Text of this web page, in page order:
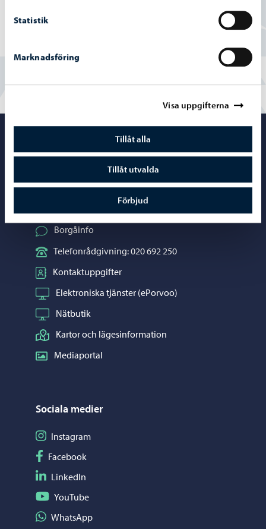
Statistik
Marknadsföring
Visa uppgifterna
Tillåt alla
Tillåt utvalda
Förbjud
Borgåinfo
Telefonrådgivning: 020 692 250
Kontaktuppgifter
Elektroniska tjänster (ePorvoo)
Nätbutik
Kartor och lägesinformation
Mediaportal
Sociala medier
Följ på Instagram
Instagram
Följ på Facebook
Facebook
Följ på LinkedIn
LinkedIn
Följ på YouTube
YouTube
Dela på WhatsApp
WhatsApp